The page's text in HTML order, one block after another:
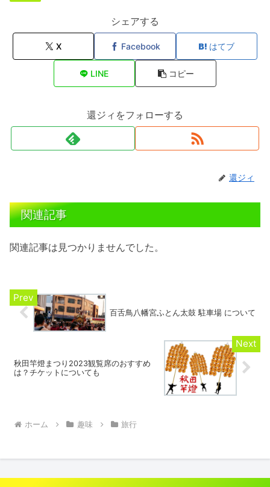
シェアする
X Facebook はてブ
LINE コピー
還ジィをフォローする
還ジィ
関連記事
関連記事は見つかりませんでした。
百舌鳥八幡宮ふとん太鼓 駐車場 について
秋田竿燈まつり2023観覧席のおすすめ
は？チケットについても
ホーム 趣味 旅行